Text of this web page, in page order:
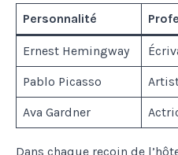
Personnalité
Ernest Hemingway
Pablo Picasso
Ava Gardner
Dans chaque recoin de